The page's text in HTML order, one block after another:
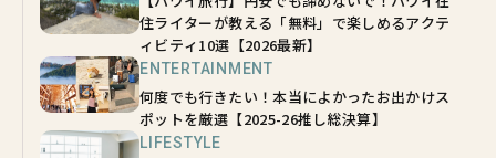
住ライターが教える「無料」で楽しめるアクテ
ィビティ10選【2026最新】
ENTERTAINMENT
何度でも行きたい！本当によかったお出かけス
ポットを厳選【2025-26推し総決算】
LIFESTYLE